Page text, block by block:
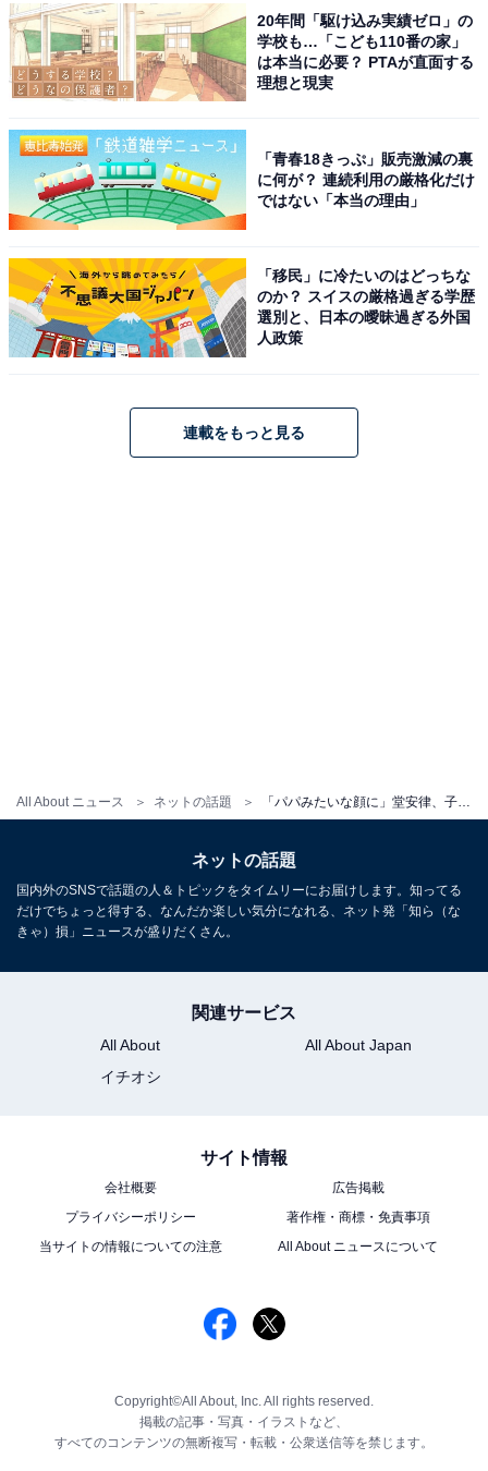
All About ニュース ネットの話題
20年間「駆け込み実績ゼロ」の
学校も…「こども110番の家」
は本当に必要？ PTAが直面する
理想と現実
「青春18きっぷ」販売激減の裏
に何が？ 連続利用の厳格化だけ
ではない「本当の理由」
「移民」に冷たいのはどっちな
のか？ スイスの厳格過ぎる学歴
選別と、日本の曖昧過ぎる外国
人政策
連載をもっと見る
ネットの話題
国内外のSNSで話題の人＆トピックをタイムリーにお届けします。知ってる
だけでちょっと得する、なんだか楽しい気分になれる、ネット発「知ら（な
きゃ）損」ニュースが盛りだくさん。
関連サービス
All About
All About Japan
イチオシ
サイト情報
会社概要
広告掲載
プライバシーポリシー
著作権・商標・免責事項
当サイトの情報についての注意
All About ニュースについて
Copyright©All About, Inc. All rights reserved.
掲載の記事・写真・イラストなど、
すべてのコンテンツの無断複写・転載・公衆送信等を禁じます。